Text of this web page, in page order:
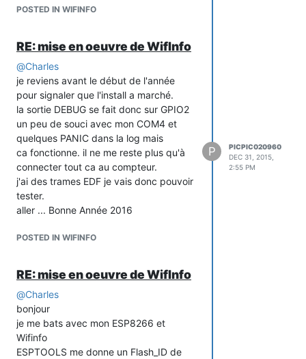
projet pour un historique graphique)
Ce ESP8266 sera vraiment l'objet de
l'année 2015.
Édit : emoncms répond bien à ce que je
cherche.
Mais je suis quand même intéressé par
un lien
POSTED IN WIFINFO
RE: mise en oeuvre de WifInfo
@Charles
je reviens avant le début de l'année
pour signaler que l'install a marché.
la sortie DEBUG se fait donc sur GPIO2
un peu de souci avec mon COM4 et
quelques PANIC dans la log mais
ca fonctionne. il ne me reste plus qu'à
connecter tout ca au compteur.
j'ai des trames EDF je vais donc pouvoir
tester.
aller ... Bonne Année 2016
POSTED IN WIFINFO
P
PICPIC020960
DEC 31, 2015,
2:55 PM
RE: mise en oeuvre de WifInfo
@Charles
bonjour
je me bats avec mon ESP8266 et
Wifinfo
ESPTOOLS me donne un Flash_ID de